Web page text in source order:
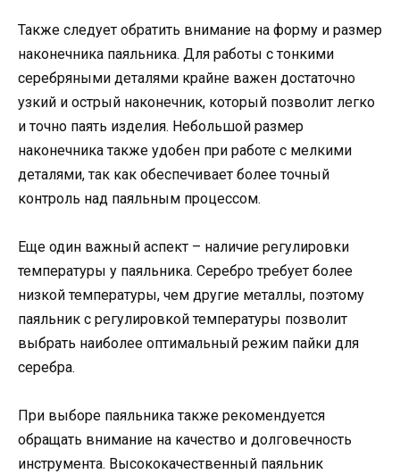
Также следует обратить внимание на форму и размер
наконечника паяльника. Для работы с тонкими
серебряными деталями крайне важен достаточно
узкий и острый наконечник, который позволит легко
и точно паять изделия. Небольшой размер
наконечника также удобен при работе с мелкими
деталями, так как обеспечивает более точный
контроль над паяльным процессом.
Еще один важный аспект – наличие регулировки
температуры у паяльника. Серебро требует более
низкой температуры, чем другие металлы, поэтому
паяльник с регулировкой температуры позволит
выбрать наиболее оптимальный режим пайки для
серебра.
При выборе паяльника также рекомендуется
обращать внимание на качество и долговечность
инструмента. Высококачественный паяльник